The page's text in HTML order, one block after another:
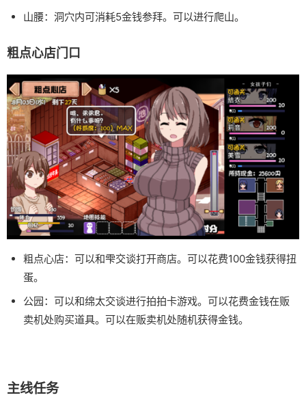
山腰：洞穴内可消耗5金钱参拜。可以进行爬山。
粗点心店门口
粗点心店：可以和雫交谈打开商店。可以花费100金钱获得扭
蛋。
公园：可以和绵太交谈进行拍拍卡游戏。可以花费金钱在贩
卖机处购买道具。可以在贩卖机处随机获得金钱。
主线任务